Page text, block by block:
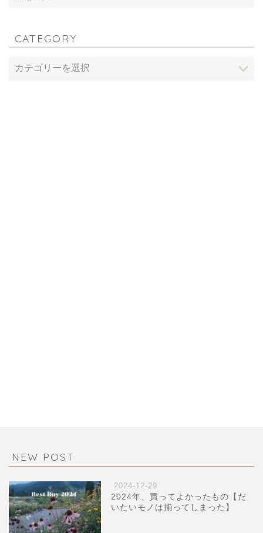
CATEGORY
NEW POST
2024-12-29
2024年、買ってよかったもの【だ
いたいモノは揃ってしまった】